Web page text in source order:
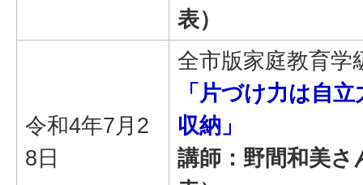
表）
令和4年7月2
8日
全市版家庭教育学
「片づけ力は自
収納」
講師：野間和美